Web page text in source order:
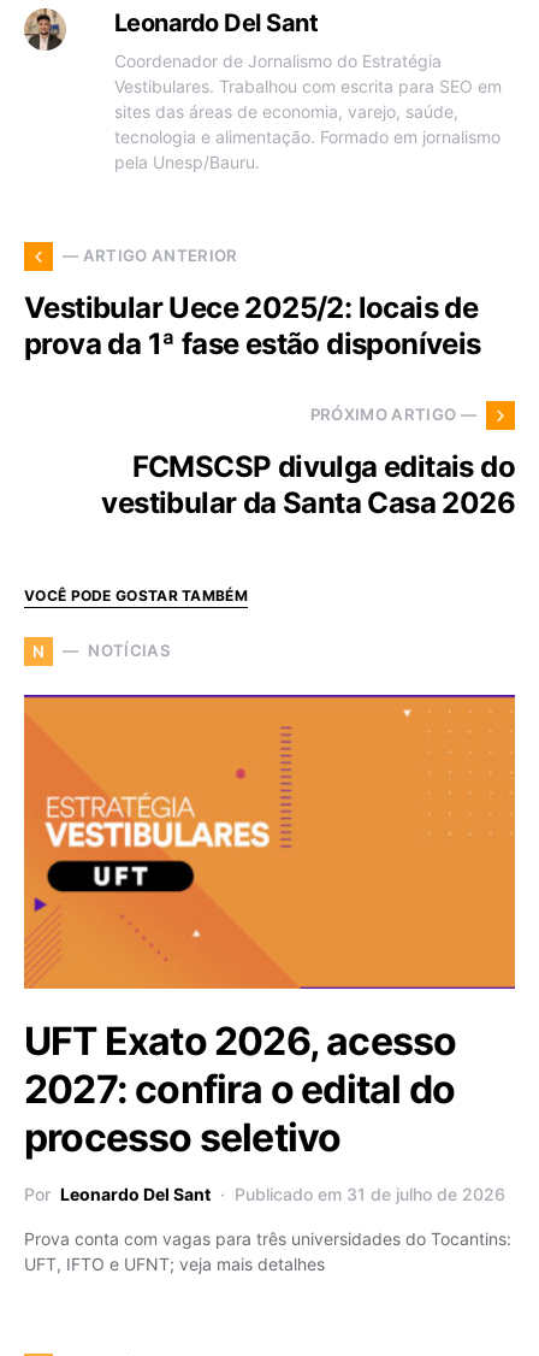
Leonardo Del Sant
Coordenador de Jornalismo do Estratégia
Vestibulares. Trabalhou com escrita para SEO em
sites das áreas de economia, varejo, saúde,
tecnologia e alimentação. Formado em jornalismo
pela Unesp/Bauru.
— ARTIGO ANTERIOR
Vestibular Uece 2025/2: locais de
prova da 1ª fase estão disponíveis
PRÓXIMO ARTIGO —
FCMSCSP divulga editais do
vestibular da Santa Casa 2026
VOCÊ PODE GOSTAR TAMBÉM
N NOTÍCIAS
UFT Exato 2026, acesso
2027: confira o edital do
processo seletivo
Por Leonardo Del Sant Publicado em 31 de julho de 2026
Prova conta com vagas para três universidades do Tocantins:
UFT, IFTO e UFNT; veja mais detalhes